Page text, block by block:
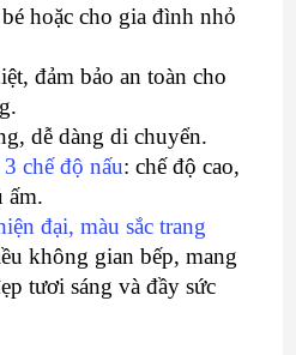
hoặc cho gia đình nhỏ
đảm bảo an toàn cho
dễ dàng di chuyển.
chế độ nấu: chế độ cao,
ấm.
đại, màu sắc trang
không gian bếp, mang
tươi sáng và đầy sức